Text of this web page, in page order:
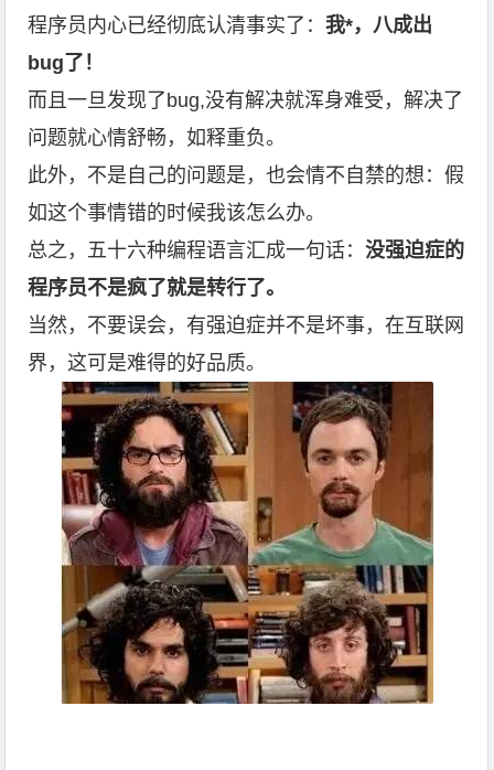
程序员内心已经彻底认清事实了：我*，八成出
bug了！
而且一旦发现了bug,没有解决就浑身难受，解决了
问题就心情舒畅，如释重负。
此外，不是自己的问题是，也会情不自禁的想：假
如这个事情错的时候我该怎么办。
总之，五十六种编程语言汇成一句话：没强迫症的
程序员不是疯了就是转行了。
当然，不要误会，有强迫症并不是坏事，在互联网
界，这可是难得的好品质。